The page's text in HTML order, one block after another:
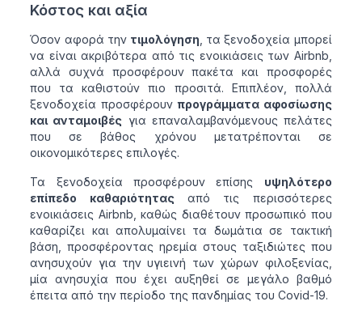
Κόστος και αξία
Όσον αφορά την τιμολόγηση , τα ξενοδοχεία μπορεί
να είναι ακριβότερα από τις ενοικιάσεις των Airbnb,
αλλά συχνά προσφέρουν πακέτα και προσφορές
που τα καθιστούν πιο προσιτά. Επιπλέον, πολλά
ξενοδοχεία προσφέρουνπρογράμματα αφοσίωσης
και ανταμοιβές για επαναλαμβανόμενους πελάτες
που σε βάθος χρόνου μετατρέπονται σε
οικονομικότερες επιλογές.
Τα ξενοδοχεία προσφέρουν επίσης υψηλότερο
επίπεδο καθαριότηταςαπό τις περισσότερες
ενοικιάσεις Airbnb, καθώς διαθέτουν προσωπικό που
καθαρίζει και απολυμαίνει τα δωμάτια σε τακτική
βάση, προσφέροντας ηρεμία στους ταξιδιώτες που
ανησυχούν για την υγιεινή των χώρων φιλοξενίας,
μία ανησυχία που έχει αυξηθεί σε μεγάλο βαθμό
έπειτα από την περίοδο της πανδημίας του Covid-19.